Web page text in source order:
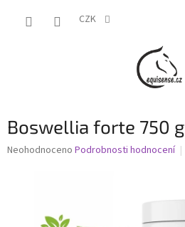
CZK
Boswellia forte 750 g
Průměrné
Neohodnoceno Podrobnosti hodnocení